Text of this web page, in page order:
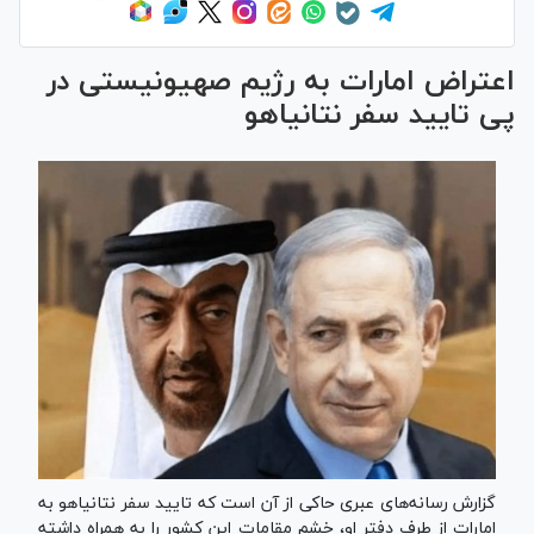
اعتراض امارات به رژیم صهیونیستی در
پی تایید سفر نتانیاهو
گزارش رسانه‌های عبری حاکی از آن است که تایید سفر نتانیاهو به
امارات از طرف دفتر او، خشم مقامات این کشور را به همراه داشته